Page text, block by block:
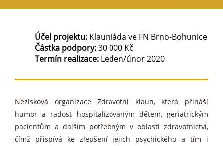
Účel projektu: Klauniáda ve FN Brno-Bohunice
Částka podpory:30 000 Kč
Termín realizace: Leden/únor 2020
Nezisková organizace Zdravotní klaun, která přináší
humor a radost hospitalizovaným dětem, geriatrickým
pacientům a dalším potřebným v oblasti zdravotnictví,
čímž přispívá ke zlepšení jejich psychického a tím i